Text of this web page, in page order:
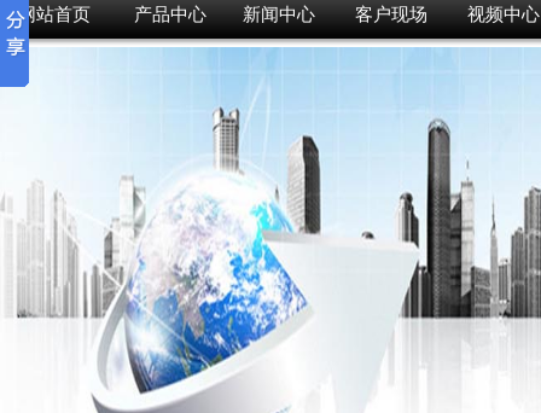
网站首页 产品中心 新闻中心 客户现场 视频中心